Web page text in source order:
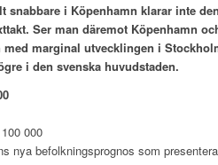
snabbare i Köpenhamn klarar inte
Ser man däremot Köpenhamn
marginal utvecklingen i
i den svenska huvudstaden.
000
nya befolkningsprognos som